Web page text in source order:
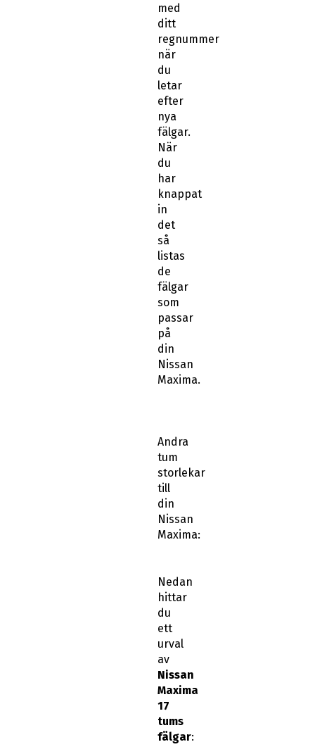
med
ditt
regnummer
när
du
letar
efter
nya
fälgar.
När
du
har
knappat
in
det
så
listas
de
fälgar
som
passar
på
din
Nissan
Maxima.
Andra
tum
storlekar
till
din
Nissan
Maxima:
Nedan
hittar
du
ett
urval
av
Nissan
Maxima
17
tums
fälgar: